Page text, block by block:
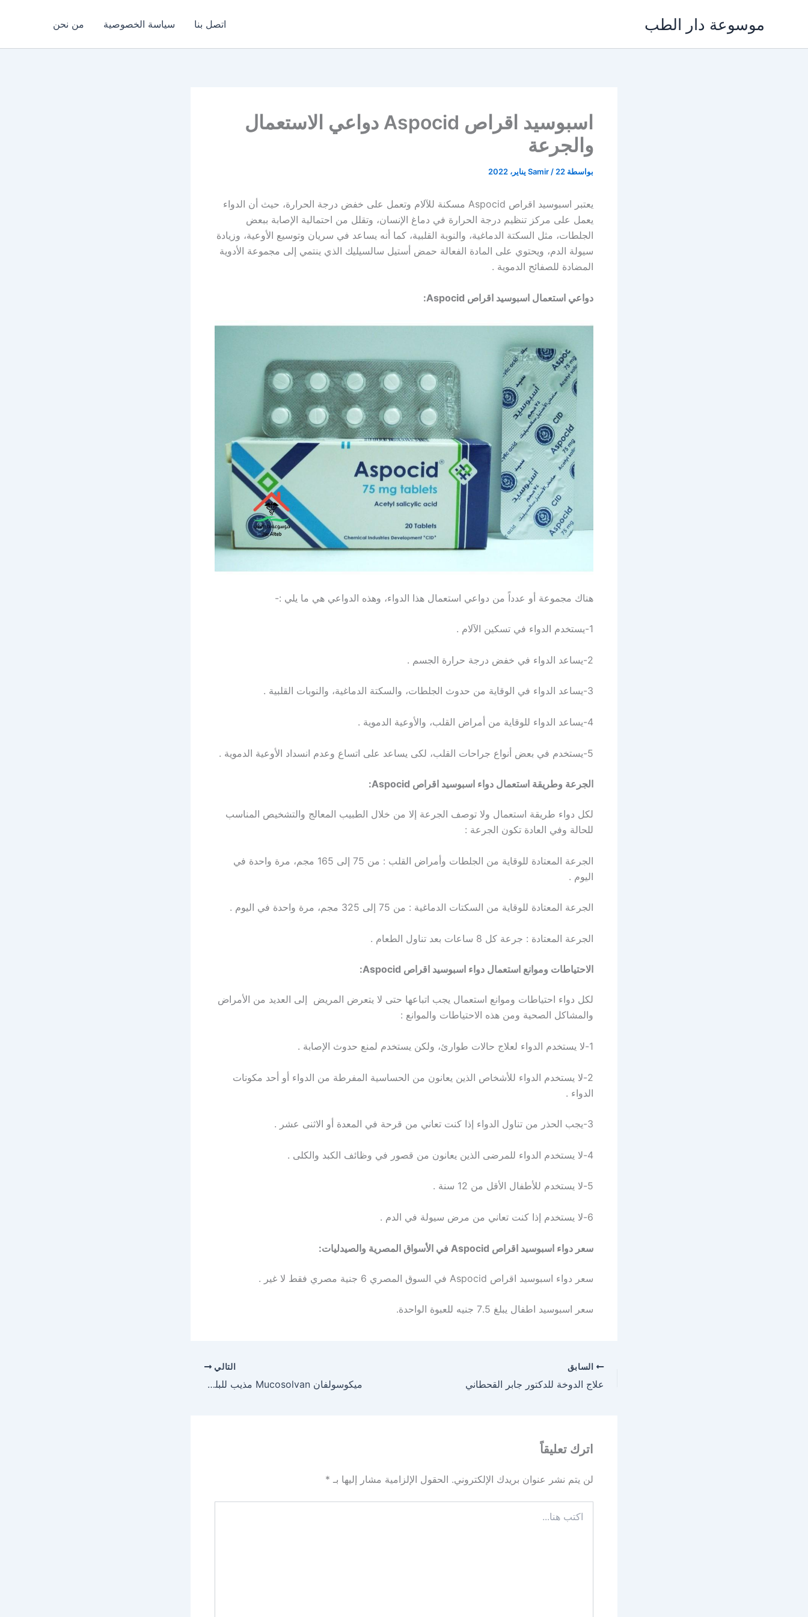
موسوعة دار الطب اتصل بنا سياسة الخصوصية من نحن
اسبوسيد اقراص Aspocid دواعي الاستعمال
والجرعة
بواسطة Samir / 22 يناير، 2022
يعتبر اسبوسيد اقراص Aspocid مسكنة للآلام وتعمل على خفض درجة الحرارة، حيث أن الدواء
يعمل على مركز تنظيم درجة الحرارة في دماغ الإنسان، وتقلل من احتمالية الإصابة ببعض
الجلطات، مثل السكتة الدماغية، والنوبة القلبية، كما أنه يساعد في سريان وتوسيع الأوعية، وزيادة
سيولة الدم، ويحتوي على المادة الفعالة حمض أستيل سالسيليك الذي ينتمي إلى مجموعة الأدوية
المضادة للصفائح الدموية .
دواعي استعمال اسبوسيد اقراص Aspocid:
هناك مجموعة أو عدداً من دواعي استعمال هذا الدواء، وهذه الدواعي هي ما يلي :-
1-يستخدم الدواء في تسكين الآلام .
2-يساعد الدواء في خفض درجة حرارة الجسم .
3-يساعد الدواء في الوقاية من حدوث الجلطات، والسكتة الدماغية، والنوبات القلبية .
4-يساعد الدواء للوقاية من أمراض القلب، والأوعية الدموية .
5-يستخدم في بعض أنواع جراحات القلب، لكى يساعد على اتساع وعدم انسداد الأوعية الدموية .
الجرعة وطريقة استعمال دواء اسبوسيد اقراص Aspocid:
لكل دواء طريقة استعمال ولا توصف الجرعة إلا من خلال الطبيب المعالج والتشخيص المناسب
للحالة وفي العادة تكون الجرعة :
الجرعة المعتادة للوقاية من الجلطات وأمراض القلب : من 75 إلى 165 مجم، مرة واحدة في
اليوم .
الجرعة المعتادة للوقاية من السكتات الدماغية : من 75 إلى 325 مجم، مرة واحدة في اليوم .
الجرعة المعتادة : جرعة كل 8 ساعات بعد تناول الطعام .
الاحتياطات وموانع استعمال دواء اسبوسيد اقراص Aspocid:
لكل دواء احتياطات وموانع استعمال يجب اتباعها حتى لا يتعرض المريض إلى العديد من الأمراض
والمشاكل الصحية ومن هذه الاحتياطات والموانع :
1-لا يستخدم الدواء لعلاج حالات طوارئ، ولكن يستخدم لمنع حدوث الإصابة .
2-لا يستخدم الدواء للأشخاص الذين يعانون من الحساسية المفرطة من الدواء أو أحد مكونات
الدواء .
3-يجب الحذر من تناول الدواء إذا كنت تعاني من قرحة في المعدة أو الاثنى عشر .
4-لا يستخدم الدواء للمرضى الذين يعانون من قصور في وظائف الكبد والكلى .
5-لا يستخدم للأطفال الأقل من 12 سنة .
6-لا يستخدم إذا كنت تعاني من مرض سيولة في الدم .
سعر دواء اسبوسيد اقراص Aspocid في الأسواق المصرية والصيدليات:
سعر دواء اسبوسيد اقراص Aspocid في السوق المصري 6 جنية مصري فقط لا غير .
سعر اسبوسيد اطفال يبلغ 7.5 جنيه للعبوة الواحدة.
السابق
علاج الدوخة للدكتور جابر القحطاني
التالي
ميكوسولفان Mucosolvan مذيب للبلغم وموسع للشعب
اترك تعليقاً
لن يتم نشر عنوان بريدك الإلكتروني. الحقول الإلزامية مشار إليها بـ *
هنا...